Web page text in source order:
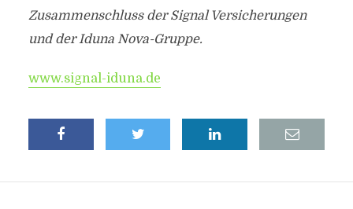
Zusammenschluss der Signal Versicherungen
und der Iduna Nova-Gruppe.
www.signal-iduna.de